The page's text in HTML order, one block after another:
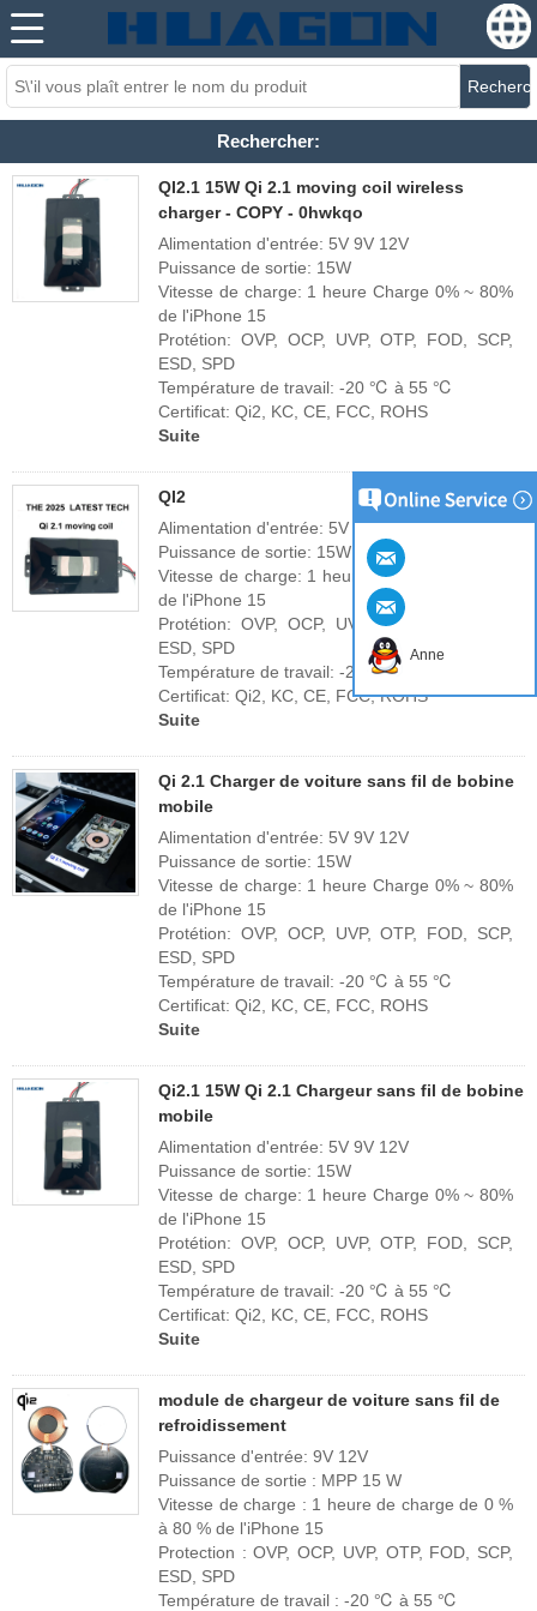
Rechercher:
QI2.1 15W Qi 2.1 moving coil wireless
charger - COPY - 0hwkqo
Alimentation d'entrée: 5V 9V 12V
Puissance de sortie: 15W
Vitesse de charge: 1 heure Charge 0% ~ 80%
de l'iPhone 15
Protétion: OVP, OCP, UVP, OTP, FOD, SCP,
ESD, SPD
Température de travail: -20 ℃ à 55 ℃
Certificat: Qi2, KC, CE, FCC, ROHS
Suite
QI2
Alimentation d'entrée: 5V 9V 12V
Puissance de sortie: 15W
Vitesse de charge: 1 heure Charge 0% ~ 80%
de l'iPhone 15
Protétion: OVP, OCP, UVP, OTP, FOD, SCP,
ESD, SPD
Température de travail: -20 ℃ à 55 ℃
Certificat: Qi2, KC, CE, FCC, ROHS
Suite
Qi 2.1 Charger de voiture sans fil de bobine
mobile
Alimentation d'entrée: 5V 9V 12V
Puissance de sortie: 15W
Vitesse de charge: 1 heure Charge 0% ~ 80%
de l'iPhone 15
Protétion: OVP, OCP, UVP, OTP, FOD, SCP,
ESD, SPD
Température de travail: -20 ℃ à 55 ℃
Certificat: Qi2, KC, CE, FCC, ROHS
Suite
Qi2.1 15W Qi 2.1 Chargeur sans fil de bobine
mobile
Alimentation d'entrée: 5V 9V 12V
Puissance de sortie: 15W
Vitesse de charge: 1 heure Charge 0% ~ 80%
de l'iPhone 15
Protétion: OVP, OCP, UVP, OTP, FOD, SCP,
ESD, SPD
Température de travail: -20 ℃ à 55 ℃
Certificat: Qi2, KC, CE, FCC, ROHS
Suite
module de chargeur de voiture sans fil de
refroidissement
Puissance d'entrée: 9V 12V
Puissance de sortie : MPP 15 W
Vitesse de charge : 1 heure de charge de 0 %
à 80 % de l'iPhone 15
Protection : OVP, OCP, UVP, OTP, FOD, SCP,
ESD, SPD
Température de travail : -20 ℃ à 55 ℃
Anne